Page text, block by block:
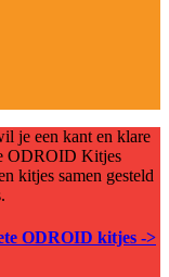
je een kant en klare
ODROID Kitjes
kitjes samen gesteld
ODROID kitjes ->